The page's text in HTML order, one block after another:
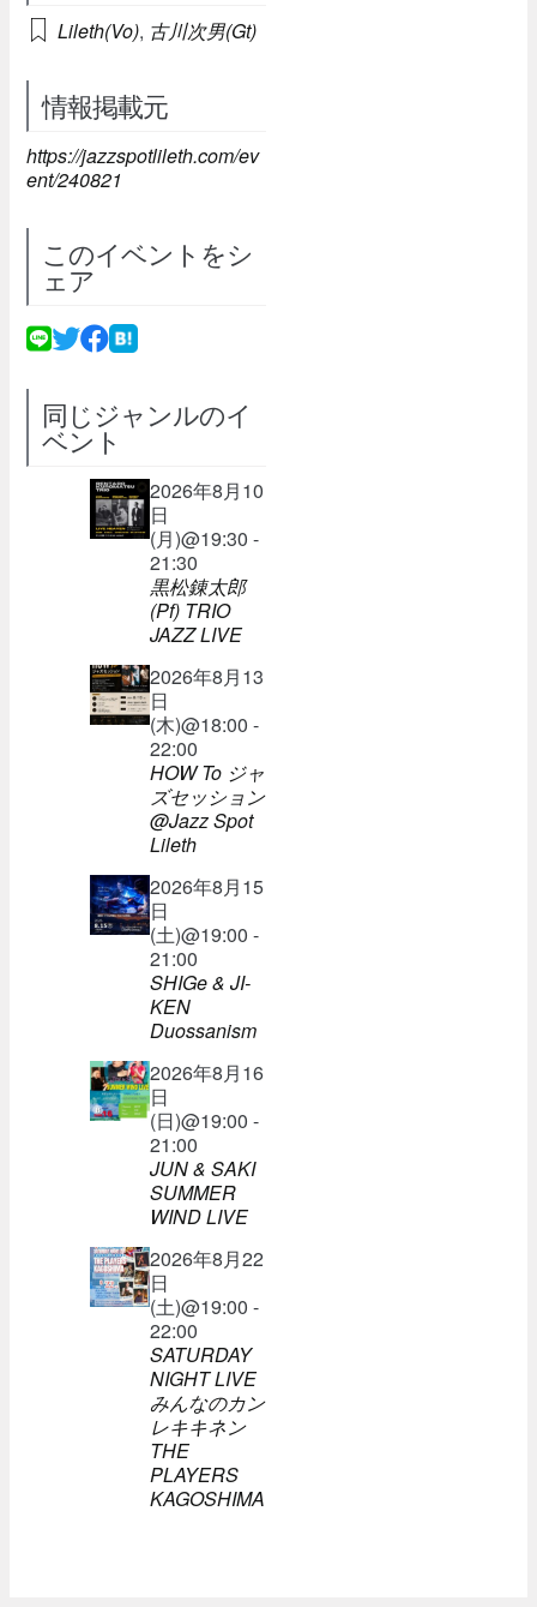
Lileth(Vo), 古川次男(Gt)
情報掲載元
https://jazzspotlileth.com/ev
ent/240821
このイベントをシ
ェア
同じジャンルのイ
ベント
2026年8月10
日
(月)@19:30 -
21:30
黒松錬太郎
(Pf) TRIO
JAZZ LIVE
2026年8月13
日
(木)@18:00 -
22:00
HOW To ジャ
ズセッション
@Jazz Spot
Lileth
2026年8月15
日
(土)@19:00 -
21:00
SHIGe & JI-
KEN
Duossanism
2026年8月16
日
(日)@19:00 -
21:00
JUN & SAKI
SUMMER
WIND LIVE
2026年8月22
日
(土)@19:00 -
22:00
SATURDAY
NIGHT LIVE
みんなのカン
レキキネン
THE
PLAYERS
KAGOSHIMA